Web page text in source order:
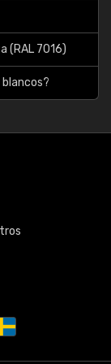
(RAL 7016)
blancos?